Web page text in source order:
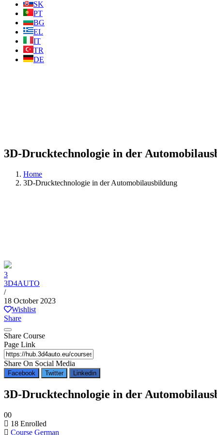
SK
PT
BG
EL
IT
TR
DE
3D-Drucktechnologie in der
Home
3D-Drucktechnologie in der Automobilausbildung
3
3D4AUTO
/
18 October 2023
Wishlist
Share
Share Course
Page Link
Share On Social Media
Facebook Twitter Linkedin
3D-Drucktechnologie in der
00
18 Enrolled
Course German